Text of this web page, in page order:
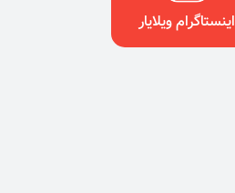
اینستاگرام ویلایار